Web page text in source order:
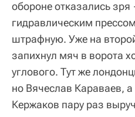
обороне отказались
гидравлическим
штрафную. Уже на
запихнул мяч в ворота
углового. Тут же
но Вячеслав Караваев,
Кержаков пару раз